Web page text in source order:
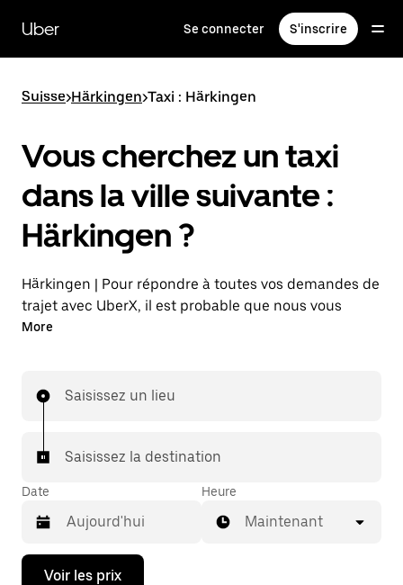
contenu
principal
Uber Se connecter S'inscrire
Suisse>Härkingen>Taxi : Härkingen
Vous cherchez un taxi
dans la ville suivante :
Härkingen ?
Härkingen | Pour répondre à toutes vos demandes de
trajet avec UberX, il est probable que nous vous
mettions en relation avec un chauffeur de taxi. Si tel
et 7 j/7), comme avec UberX, et pourrez rejoindre
Dans certaines villes de Suisse, pour vous assurer de
pouvez le demander dans l'application.
More
Saisissez un lieu
Saisissez la destination
Date
Appuyez
Heure
Maintenant
Voir les prix